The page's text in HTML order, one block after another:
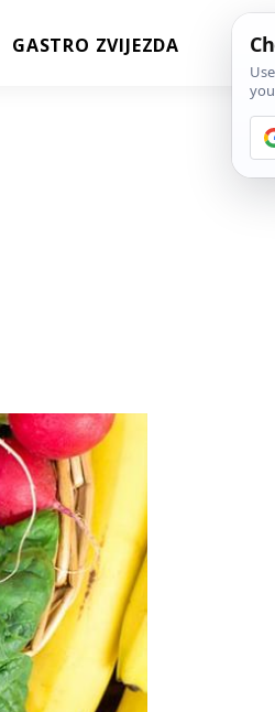
GASTRO ZVIJEZDA